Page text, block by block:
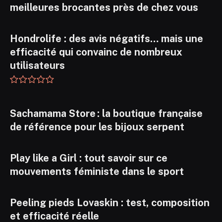
meilleures brocantes près de chez vous
Hondrolife : des avis négatifs… mais une
efficacité qui convainc de nombreux
utilisateurs
Sachamama Store : la boutique française
de référence pour les bijoux serpent
Play like a Girl : tout savoir sur ce
mouvements féministe dans le sport
Peeling pieds Lovaskin : test, composition
et efficacité réelle